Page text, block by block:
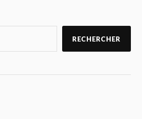
RECHERCHER